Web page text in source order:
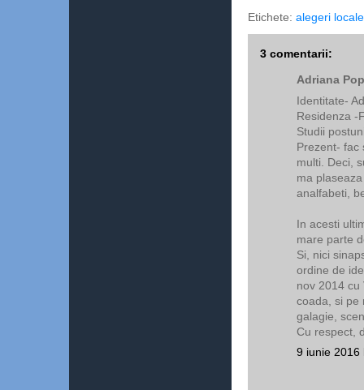
Etichete: alegeri
3 comentarii:
Adriana
Identitate-
Residenza -
Studii
Prezent- fac
multi. Deci,
ma
analfabeti,
In acesti
mare parte
Si, nici
ordine de
nov 2014 cu
coada, si pe
galagie,
Cu respect,
9 iunie 2016